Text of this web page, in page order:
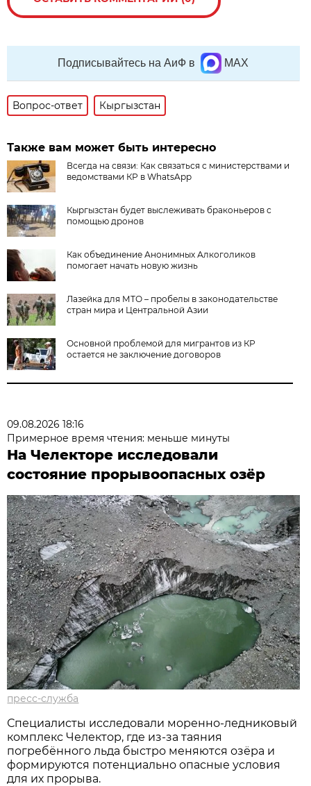
Подписывайтесь на АиФ в MAX
Вопрос-ответ Кыргызстан
Также вам может быть интересно
Всегда на связи: Как связаться с министерствами и
ведомствами КР в WhatsApp
Кыргызстан будет выслеживать браконьеров с
помощью дронов
Как объединение Анонимных Алкоголиков
помогает начать новую жизнь
Лазейка для МТО – пробелы в законодательстве
стран мира и Центральной Азии
Основной проблемой для мигрантов из КР
остается не заключение договоров
09.08.2026 18:16
Примерное время чтения: меньше минуты
На Челекторе исследовали
состояние прорывоопасных озёр
пресс-служба
Специалисты исследовали моренно-ледниковый
комплекс Челектор, где из-за таяния
погребённого льда быстро меняются озёра и
формируются потенциально опасные условия
для их прорыва.